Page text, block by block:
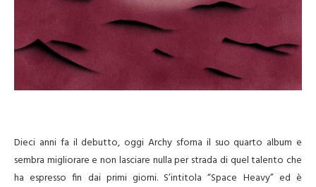
Dieci anni fa il debutto, oggi Archy sforna il suo quarto album e
sembra migliorare e non lasciare nulla per strada di quel talento che
ha espresso fin dai primi giorni. S’intitola “Space Heavy” ed è